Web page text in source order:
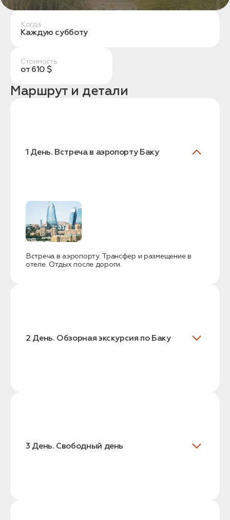
Когда
Каждую субботу
Стоимость
от 610 $
Маршрут и детали
1 День. Встреча в аэропорту Баку
Встреча в аэропорту. Трансфер и размещение в
отеле. Отдых после дороги.
2 День. Обзорная экскурсия по Баку
3 День. Свободный день
1. Выберите нужный автомобиль
2. Заполните форму
Нажимая на кнопку, вы соглашаетесь с условиями
Заявка успешно
отправлена!